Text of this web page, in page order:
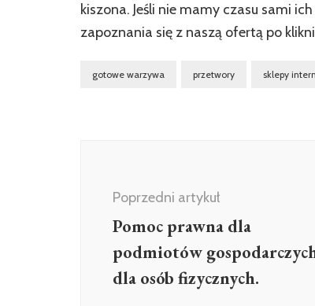
kiszona. Jeśli nie mamy czasu sami
zapoznania się z naszą ofertą po
gotowe warzywa przetwory sklepy
Poprzedni artykuł
Pomoc prawna dla
podmiotów
dla osób fizycznych.